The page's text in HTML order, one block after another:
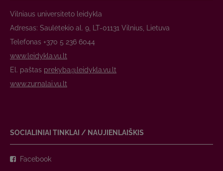
Vilniaus universiteto leidykla
Adresas: Saulėtekio al. 9, LT-01131 Vilnius, Lietuva
Telefonas +370 5 236 6044
www.leidykla.vu.lt
El. paštas prekyba@leidykla.vu.lt
www.zurnalai.vu.lt
SOCIALINIAI TINKLAI / NAUJIENLAIŠKIS
Facebook